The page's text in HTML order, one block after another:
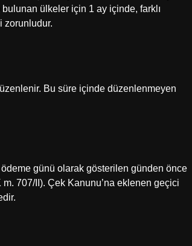
ülkeler için 1 ay içinde, farklı
zorunludur.
Bu süre içinde düzenlenmeyen
ödeme günü olarak gösterilen günden önce
707/II). Çek Kanunu’na eklenen geçici